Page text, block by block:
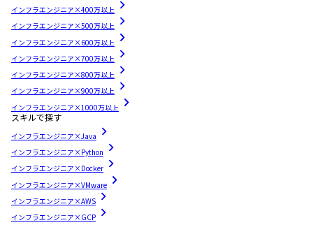
インフラエンジニア×400万以上
インフラエンジニア×500万以上
インフラエンジニア×600万以上
インフラエンジニア×700万以上
インフラエンジニア×800万以上
インフラエンジニア×900万以上
インフラエンジニア×1000万以上
スキルで探す
インフラエンジニア×Java
インフラエンジニア×Python
インフラエンジニア×Docker
インフラエンジニア×VMware
インフラエンジニア×AWS
インフラエンジニア×GCP